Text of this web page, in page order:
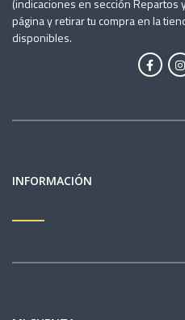
(indicaciones en sección
página y retirar tu compra en la
disponibles.
INFORMACIÓN